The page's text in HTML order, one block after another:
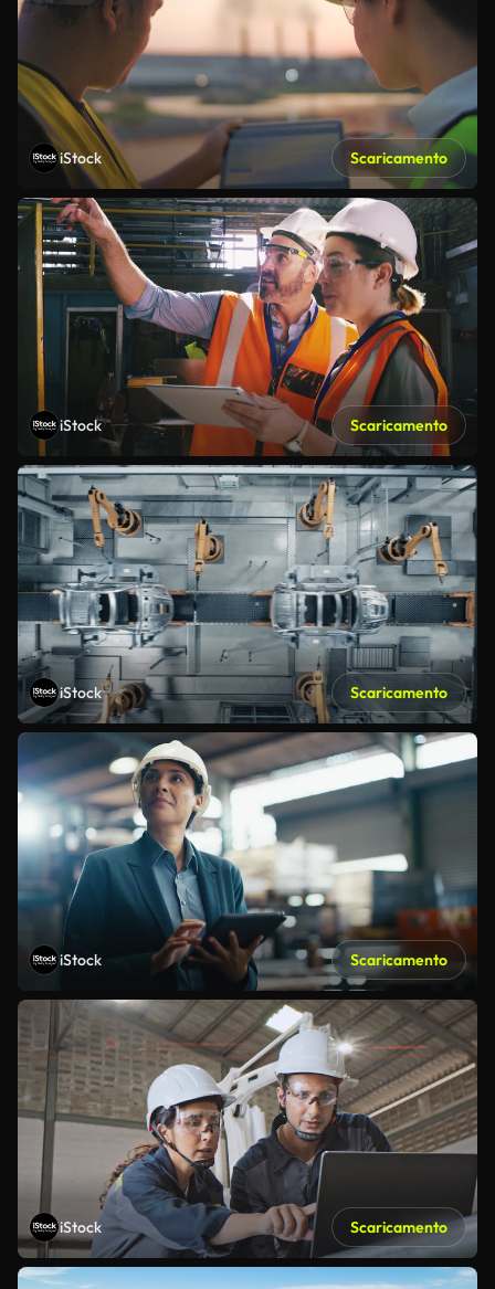
iStock Scaricamento
iStock Scaricamento
iStock Scaricamento
iStock Scaricamento
iStock Scaricamento